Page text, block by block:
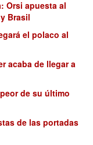
Orsi apuesta al
Brasil
el polaco al
acaba de llegar a
de su último
de las portadas